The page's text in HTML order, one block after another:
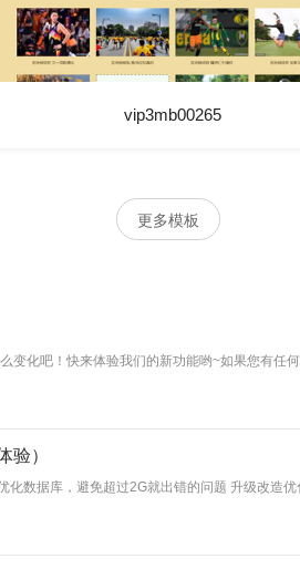
vip3mb00265
更多模板
化吧！快来体验我们的新功能哟~如果您有任
验）
数据库，避免超过2G就出错的问题 升级改造